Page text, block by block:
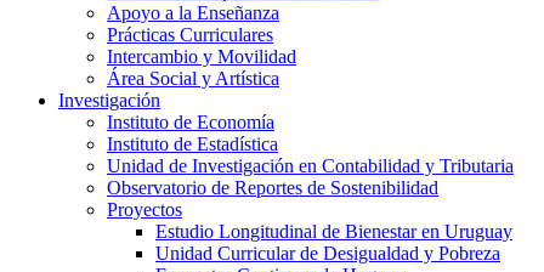
Apoyo a la Enseñanza
Prácticas Curriculares
Intercambio y Movilidad
Área Social y Artística
Investigación
Instituto de Economía
Instituto de Estadística
Unidad de Investigación en Contabilidad y Tributaria
Observatorio de Reportes de Sostenibilidad
Proyectos
Estudio Longitudinal de Bienestar en Uruguay
Unidad Curricular de Desigualdad y Pobreza